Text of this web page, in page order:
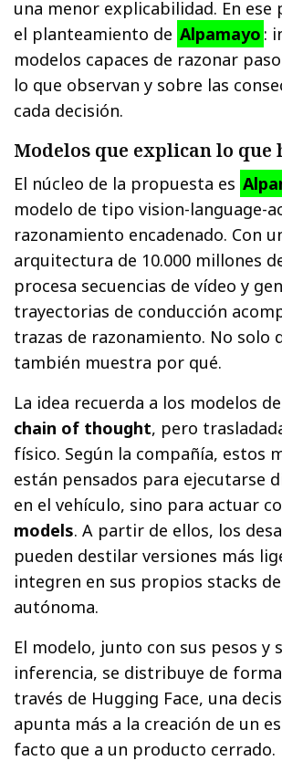
una menor explicabilidad. En ese
el planteamiento de Alpamayo :
modelos capaces de razonar
lo que observan y sobre las
cada decisión.
Modelos que explican lo que
El núcleo de la propuesta es
modelo de tipo vision-language-
razonamiento encadenado. Con
arquitectura de 10.000 millones
procesa secuencias de vídeo y
trayectorias de conducción
trazas de razonamiento. No solo
también muestra por qué.
La idea recuerda a los modelos
chain of thought, pero
físico. Según la compañía, estos
están pensados para ejecutarse
en el vehículo, sino para actuar
models. A partir de ellos, los
pueden destilar versiones más
integren en sus propios stacks
autónoma.
El modelo, junto con sus pesos y
inferencia, se distribuye de
través de Hugging Face, una
apunta más a la creación de un
facto que a un producto cerrado.